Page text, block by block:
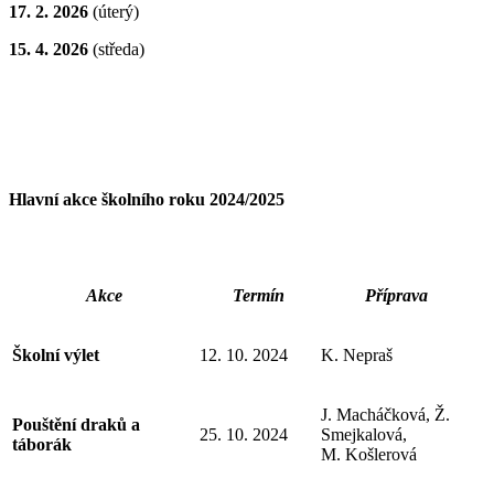
17. 2. 2026 (úterý)
15. 4. 2026 (středa)
Hlavní akce školního roku 2024/2025
Akce Termín Příprava
Školní výlet 12. 10. 2024 K. Nepraš
Pouštění draků a
táborák
25. 10. 2024
J. Macháčková, Ž.
Smejkalová,
M. Košlerová